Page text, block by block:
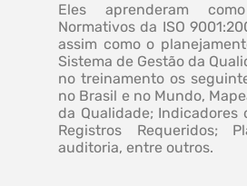
Eles aprenderam
Normativos da ISO
assim como o
Sistema de Gestão da
no treinamento os
no Brasil e no Mundo,
da Qualidade; Indicadores
Registros Requeridos;
auditoria, entre outros.